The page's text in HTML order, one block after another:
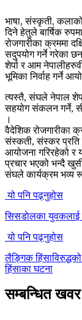
भाषा, संस्कृती, कलाको
दिने हेतुले बार्षिक
रोजगारीका क्रममा
सदुपयोग गर्ने गरेका
शेर्पा र आम
भूमिका निर्वाह गर्ने
त्यस्तै, संघले नेपाल
सहयोग संकलन गर्ने,
।
वैदेशिक रोजगारीका
संस्कती, संस्कर प्रति
आयोजना गरिरहेको र
प्रचार भएको भन्दै
संघले कार्यक्रम भव्य
यो पनि पढ्नुहोस
सिसडाेलका युवकलाई
यो पनि पढ्नुहोस
लैङ्गिक
हिंसाका घटना
सम्बन्धित खवर